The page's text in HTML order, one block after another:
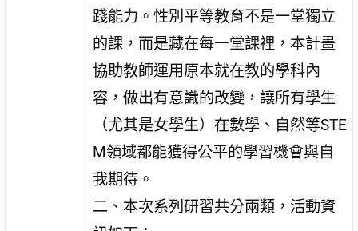
踐能力。性別平等教育不是一堂獨立
的課，而是藏在每一堂課裡，本計畫
協助教師運用原本就在教的學科內
容，做出有意識的改變，讓所有學生
（尤其是女學生）在數學、自然等STE
M領域都能獲得公平的學習機會與自
我期待。
二、本次系列研習共分兩類，活動資